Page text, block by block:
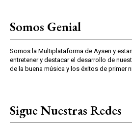
Somos Genial
Somos la Multiplataforma de Aysen y
entretener y destacar el desarrollo de
de la buena música y los éxitos de primer
Sigue Nuestras Redes